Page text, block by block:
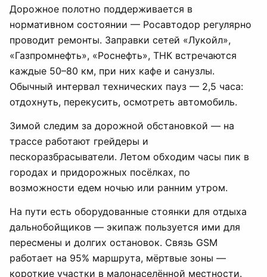
Дорожное полотно поддерживается в
нормативном состоянии — Росавтодор регулярно
проводит ремонты. Заправки сетей «Лукойл»,
«Газпромнефть», «Роснефть», ТНК встречаются
каждые 50–80 км, при них кафе и санузлы.
Обычный интервал технических пауз — 2,5 часа:
отдохнуть, перекусить, осмотреть автомобиль.
Зимой следим за дорожной обстановкой — на
трассе работают грейдеры и
пескоразбрасыватели. Летом обходим часы пик в
городах и придорожных посёлках, по
возможности едем ночью или ранним утром.
На пути есть оборудованные стоянки для отдыха
дальнобойщиков — экипаж пользуется ими для
пересмены и долгих остановок. Связь GSM
работает на 95% маршрута, мёртвые зоны —
короткие участки в малонаселённой местности.